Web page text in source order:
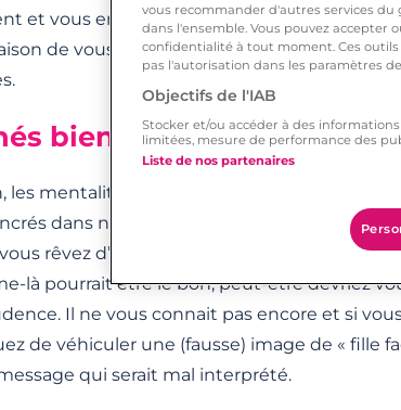
et vous en avez parfaitement le droit !
de vous priver, dès lors que vous êtes
bien ancrés
les mentalités ont beau avoir évolué, certains
dans nos sociétés. Si vous recherchez
rêvez d’enfants et d’avenir et que vous
là pourrait être le bon, peut-être devriez
Il ne vous connait pas encore et si
de véhiculer une (fausse) image de « fille
qui serait mal interprété.
vous recommander d'autres services
dans l'ensemble. Vous pouvez accepter
confidentialité à tout moment. Ces
pas l'autorisation dans les paramètres
Objectifs de l'IAB
Stocker et/ou accéder à des
limitées, mesure de performance des
Liste de nos partenaires